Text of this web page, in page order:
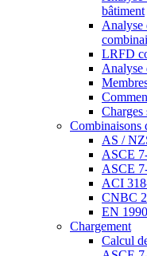
bâtiment
Analyse
LRFD
Analyse
Charges
Combinaisons
AS /
ASCE
ASCE
ACI
CNBC
EN
Chargement
Calcul